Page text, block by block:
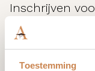
Toestemming
Inschrijven
klanten van
nog geen
en join the tribe.